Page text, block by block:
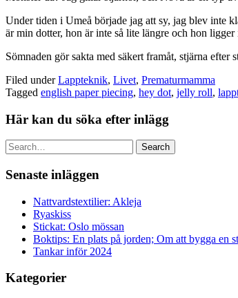
Under tiden i Umeå började jag att sy, jag blev inte
är min dotter, hon är inte så lite längre och hon ligger
Sömnaden gör sakta med säkert framåt, stjärna efter
Filed underLappteknik, Livet, Prematurmamma
Tagged english paper piecing, hey dot, jelly roll,
Här kan du söka efter inlägg
Search
Senaste inläggen
Nattvardstextilier: Akleja
Ryaskiss
Stickat: Oslo mössan
Boktips: En plats på jorden; Om att bygga en
Tankar inför 2024
Kategorier